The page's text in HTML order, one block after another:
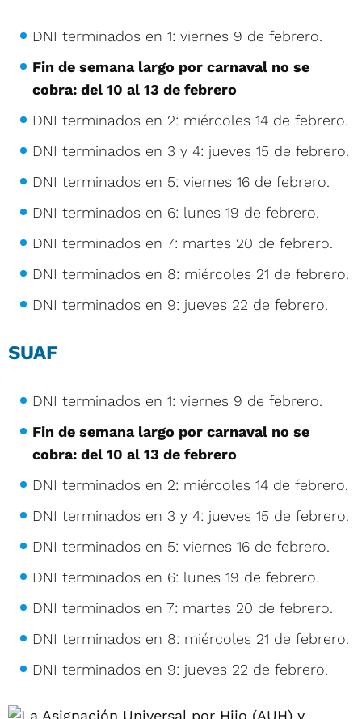
DNI terminados en 1: viernes 9 de febrero.
Fin de semana largo por carnaval no se
cobra: del 10 al 13 de febrero
DNI terminados en 2: miércoles 14 de febrero.
DNI terminados en 3 y 4: jueves 15 de febrero.
DNI terminados en 5: viernes 16 de febrero.
DNI terminados en 6: lunes 19 de febrero.
DNI terminados en 7: martes 20 de febrero.
DNI terminados en 8: miércoles 21 de febrero.
DNI terminados en 9: jueves 22 de febrero.
SUAF
DNI terminados en 1: viernes 9 de febrero.
Fin de semana largo por carnaval no se
cobra: del 10 al 13 de febrero
DNI terminados en 2: miércoles 14 de febrero.
DNI terminados en 3 y 4: jueves 15 de febrero.
DNI terminados en 5: viernes 16 de febrero.
DNI terminados en 6: lunes 19 de febrero.
DNI terminados en 7: martes 20 de febrero.
DNI terminados en 8: miércoles 21 de febrero.
DNI terminados en 9: jueves 22 de febrero.